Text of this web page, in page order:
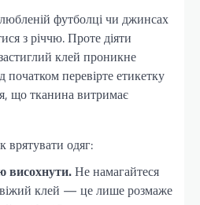
футболці чи джинсах
з річчю. Проте діяти
клей проникне
перевірте етикетку
що тканина витримає
врятувати одяг:
висохнути.Не намагайтеся
клей — це лише розмаже